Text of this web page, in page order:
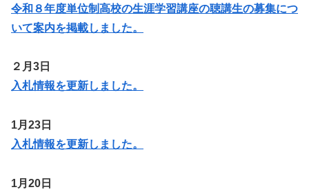
令和８年度単位制高校の生涯学習講座の聴講生の募集につ
いて案内を掲載しました。
２月3日
入札情報を更新しました。
1月23日
入札情報を更新しました。
1月20日